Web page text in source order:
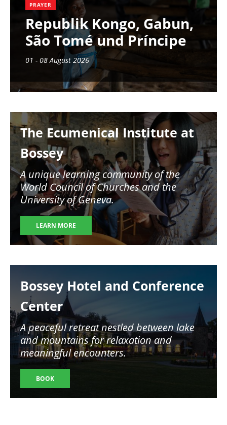
PRAYER
Republik Kongo, Gabun,
São Tomé und Príncipe
01 - 08 August 2026
The Ecumenical Institute at
Bossey
A unique learning community of the
World Council of Churches and the
University of Geneva.
LEARN MORE
Bossey Hotel and Conference
Center
A peaceful retreat nestled between lake
and mountains for relaxation and
meaningful encounters.
BOOK